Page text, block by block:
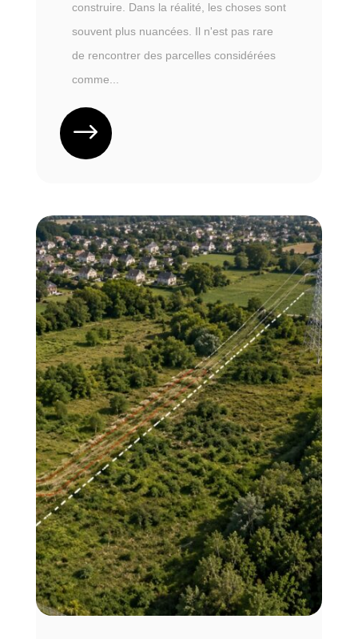
construire. Dans la réalité, les choses sont
souvent plus nuancées. Il n'est pas rare
de rencontrer des parcelles considérées
comme...